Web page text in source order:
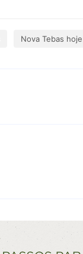
Nova Tebas hoje